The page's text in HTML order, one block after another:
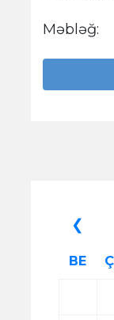
Məbləğ:
❮
BE